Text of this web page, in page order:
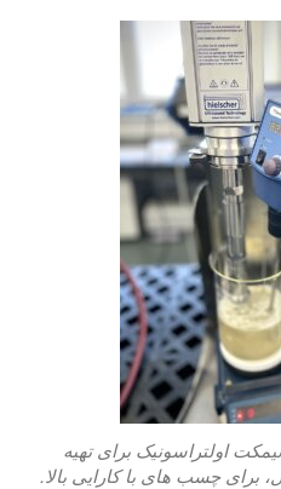
اولتراسونیک برای تهیه
برای چسب های با کارایی بالا.